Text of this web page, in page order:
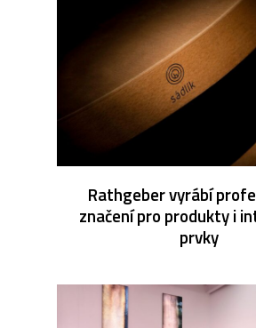
Rathgeber vyrábí
značení pro produkty i
prvky